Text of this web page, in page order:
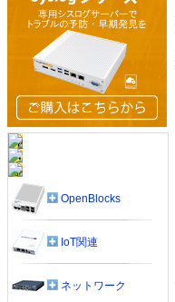
OpenBlocks
IoT関連
ネットワーク